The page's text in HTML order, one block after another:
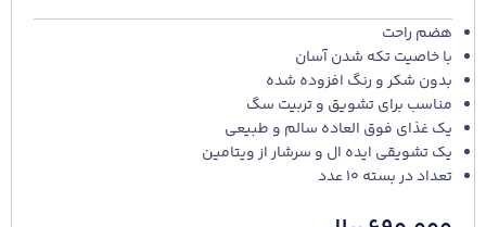
هضم راحت
با خاصیت تکه شدن آسان
بدون شکر و رنگ افزوده شده
مناسب برای تشویق و تربیت سگ
یک غذای فوق العاده سالم و طبیعی
یک تشویقی ایده ال و سرشار از ویتامین
تعداد در بسته 10 عدد